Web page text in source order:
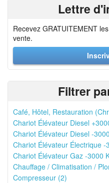
Lettre
Recevez GRATUITEMENT
vente.
Filtrer
Café, Hôtel, Restauration
Chariot Élévateur Diesel
Chariot Élévateur Diesel -
Chariot Élévateur Électrique -
Chariot Élévateur Gaz -3000
Chauffage / Climatisation /
Compresseur (2)